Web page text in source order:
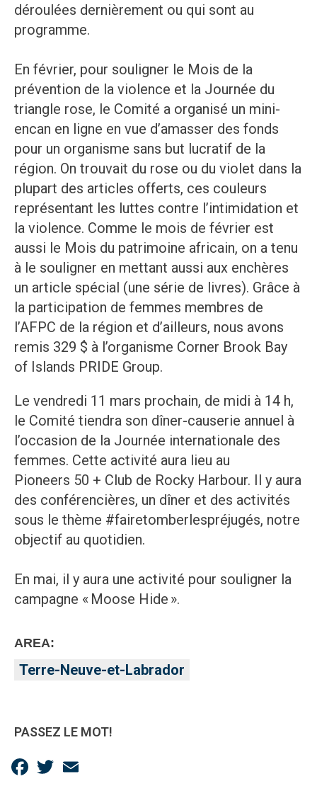
déroulées dernièrement ou qui sont au
programme.
En février, pour souligner le Mois de la
prévention de la violence et la Journée du
triangle rose, le Comité a organisé un mini-
encan en ligne en vue d’amasser des fonds
pour un organisme sans but lucratif de la
région. On trouvait du rose ou du violet dans la
plupart des articles offerts, ces couleurs
représentant les luttes contre l’intimidation et
la violence. Comme le mois de février est
aussi le Mois du patrimoine africain, on a tenu
à le souligner en mettant aussi aux enchères
un article spécial (une série de livres). Grâce à
la participation de femmes membres de
l’AFPC de la région et d’ailleurs, nous avons
remis 329 $ à l’organisme Corner Brook Bay
of Islands PRIDE Group.
Le vendredi 11 mars prochain, de midi à 14 h,
le Comité tiendra son dîner-causerie annuel à
l’occasion de la Journée internationale des
femmes. Cette activité aura lieu au
Pioneers 50 + Club de Rocky Harbour. Il y aura
des conférencières, un dîner et des activités
sous le thème #fairetomberlespréjugés, notre
objectif au quotidien.
En mai, il y aura une activité pour souligner la
campagne « Moose Hide ».
AREA:
Terre-Neuve-et-Labrador
PASSEZ LE MOT!
Facebook
Twitter